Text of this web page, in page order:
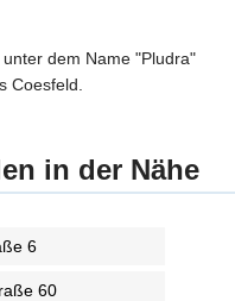
dem Name "Pludra"
Coesfeld.
in der Nähe
6
60